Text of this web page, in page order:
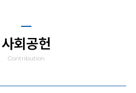
사회공헌
Contribution